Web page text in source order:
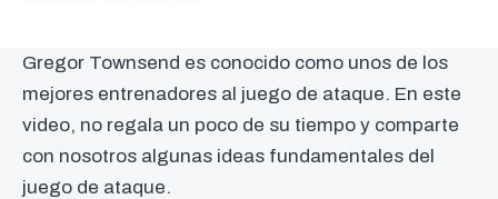
Gregor Townsend es conocido como unos de los
mejores entrenadores al juego de ataque. En este
video, no regala un poco de su tiempo y comparte
con nosotros algunas ideas fundamentales del
juego de ataque.